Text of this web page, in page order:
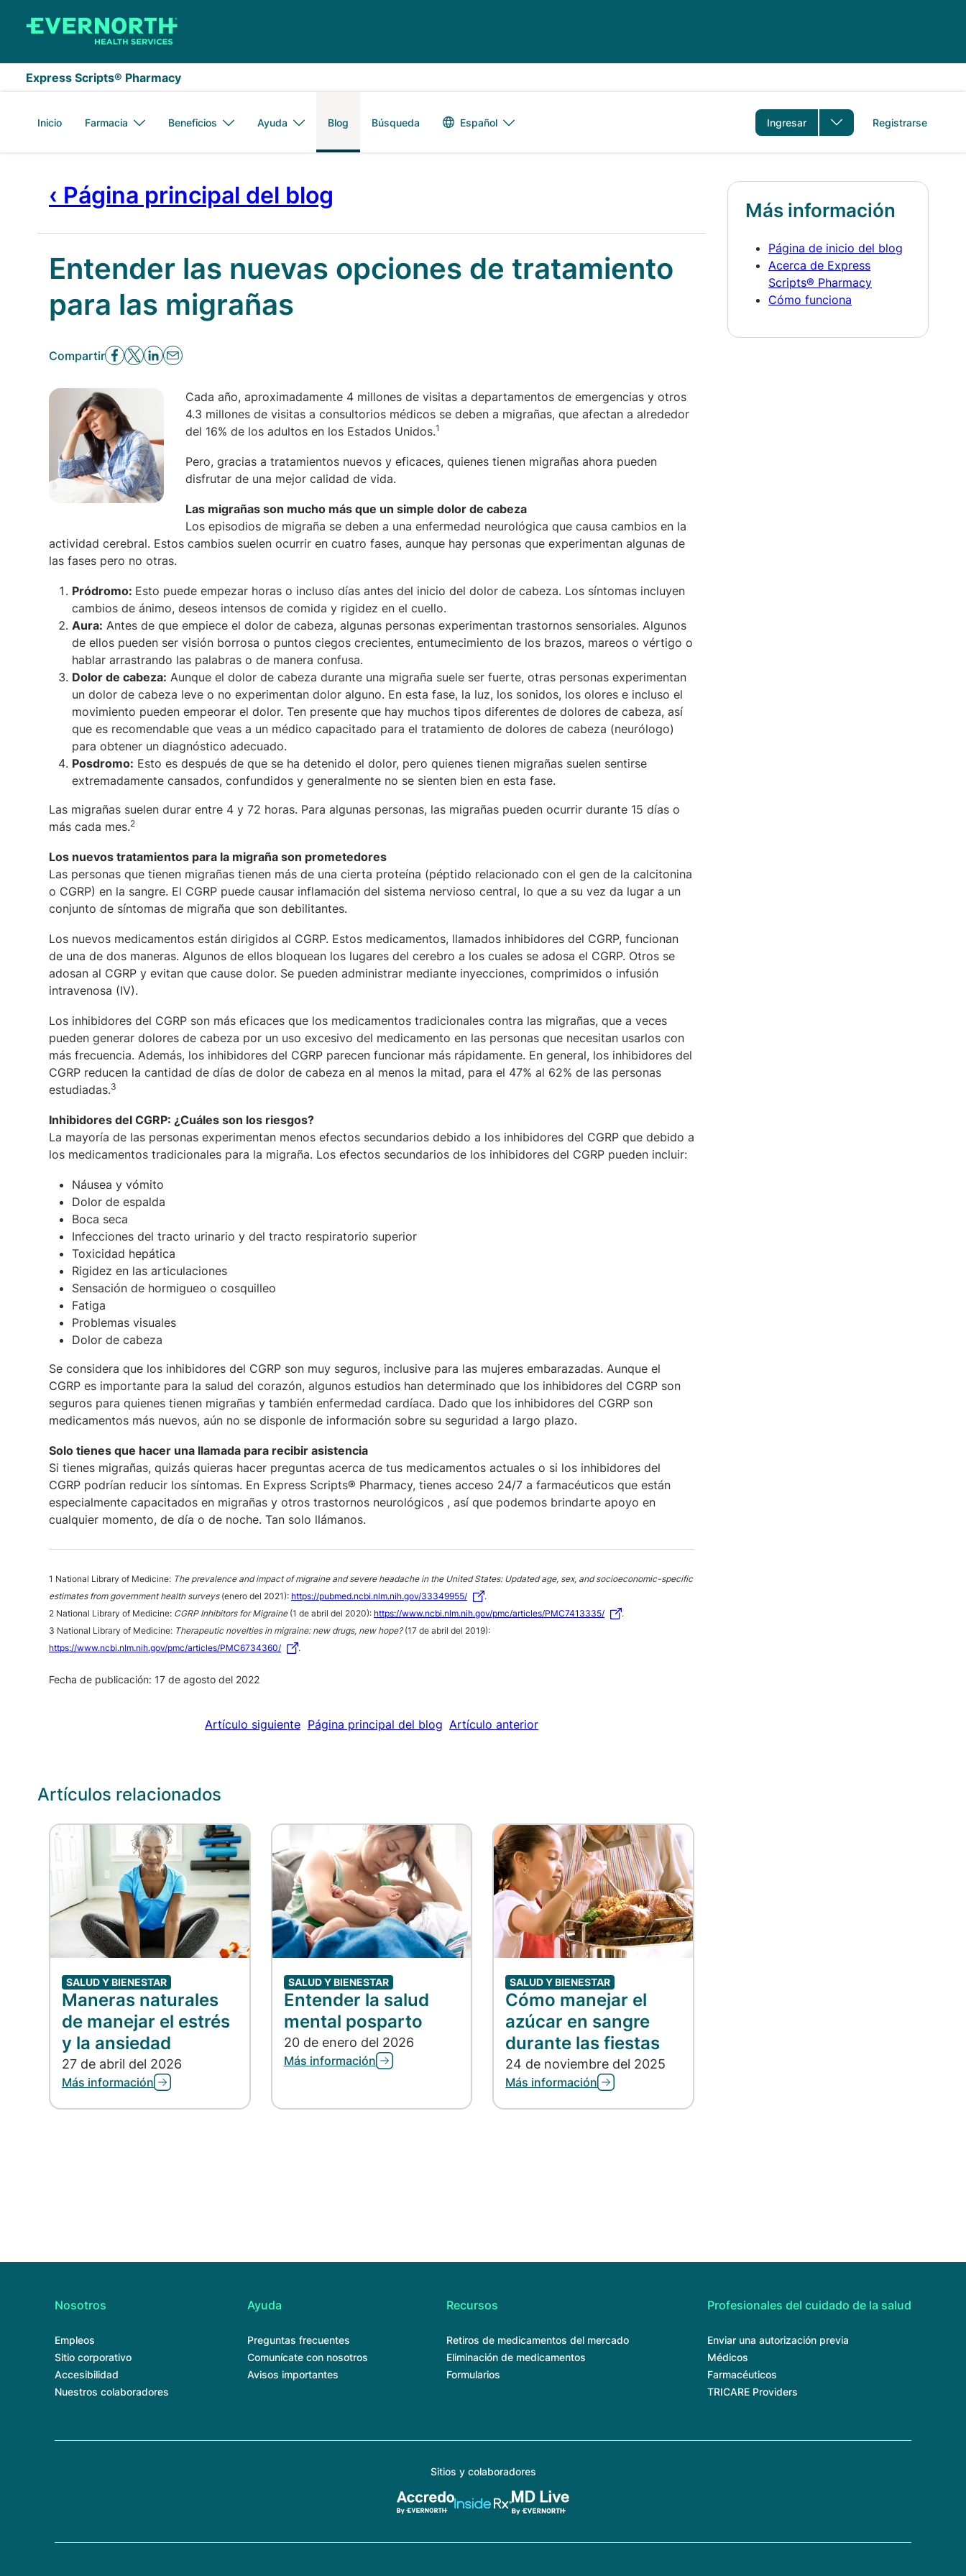
Express Scripts® Pharmacy
Inicio Farmacia Beneficios Ayuda Blog Búsqueda Alternador de idioma
Español Ingresar Registrarse
‹ Página principal del blog
Entender las nuevas opciones de tratamiento
para las migrañas
Compartir
Cada año, aproximadamente 4 millones de visitas a departamentos de emergencias y otros
4.3 millones de visitas a consultorios médicos se deben a migrañas, que afectan a alrededor
del 16% de los adultos en los Estados Unidos.1
Pero, gracias a tratamientos nuevos y eficaces, quienes tienen migrañas ahora pueden
disfrutar de una mejor calidad de vida.
Las migrañas son mucho más que un simple dolor de cabeza
Los episodios de migraña se deben a una enfermedad neurológica que causa cambios en la
actividad cerebral. Estos cambios suelen ocurrir en cuatro fases, aunque hay personas que experimentan algunas de
las fases pero no otras.
Pródromo: Esto puede empezar horas o incluso días antes del inicio del dolor de cabeza. Los síntomas incluyen
cambios de ánimo, deseos intensos de comida y rigidez en el cuello.
Aura: Antes de que empiece el dolor de cabeza, algunas personas experimentan trastornos sensoriales. Algunos
de ellos pueden ser visión borrosa o puntos ciegos crecientes, entumecimiento de los brazos, mareos o vértigo o
hablar arrastrando las palabras o de manera confusa.
Dolor de cabeza: Aunque el dolor de cabeza durante una migraña suele ser fuerte, otras personas experimentan
un dolor de cabeza leve o no experimentan dolor alguno. En esta fase, la luz, los sonidos, los olores e incluso el
movimiento pueden empeorar el dolor. Ten presente que hay muchos tipos diferentes de dolores de cabeza, así
que es recomendable que veas a un médico capacitado para el tratamiento de dolores de cabeza (neurólogo)
para obtener un diagnóstico adecuado.
Posdromo: Esto es después de que se ha detenido el dolor, pero quienes tienen migrañas suelen sentirse
extremadamente cansados, confundidos y generalmente no se sienten bien en esta fase.
Las migrañas suelen durar entre 4 y 72 horas. Para algunas personas, las migrañas pueden ocurrir durante 15 días o
más cada mes.2
Los nuevos tratamientos para la migraña son prometedores
Las personas que tienen migrañas tienen más de una cierta proteína (péptido relacionado con el gen de la calcitonina
o CGRP) en la sangre. El CGRP puede causar inflamación del sistema nervioso central, lo que a su vez da lugar a un
conjunto de síntomas de migraña que son debilitantes.
Los nuevos medicamentos están dirigidos al CGRP. Estos medicamentos, llamados inhibidores del CGRP, funcionan
de una de dos maneras. Algunos de ellos bloquean los lugares del cerebro a los cuales se adosa el CGRP. Otros se
adosan al CGRP y evitan que cause dolor. Se pueden administrar mediante inyecciones, comprimidos o infusión
intravenosa (IV).
Los inhibidores del CGRP son más eficaces que los medicamentos tradicionales contra las migrañas, que a veces
pueden generar dolores de cabeza por un uso excesivo del medicamento en las personas que necesitan usarlos con
más frecuencia. Además, los inhibidores del CGRP parecen funcionar más rápidamente. En general, los inhibidores del
CGRP reducen la cantidad de días de dolor de cabeza en al menos la mitad, para el 47% al 62% de las personas
estudiadas.3
Inhibidores del CGRP: ¿Cuáles son los riesgos?
La mayoría de las personas experimentan menos efectos secundarios debido a los inhibidores del CGRP que debido a
los medicamentos tradicionales para la migraña. Los efectos secundarios de los inhibidores del CGRP pueden incluir:
Náusea y vómito
Dolor de espalda
Boca seca
Infecciones del tracto urinario y del tracto respiratorio superior
Toxicidad hepática
Rigidez en las articulaciones
Sensación de hormigueo o cosquilleo
Fatiga
Problemas visuales
Dolor de cabeza
Se considera que los inhibidores del CGRP son muy seguros, inclusive para las mujeres embarazadas. Aunque el
CGRP es importante para la salud del corazón, algunos estudios han determinado que los inhibidores del CGRP son
seguros para quienes tienen migrañas y también enfermedad cardíaca. Dado que los inhibidores del CGRP son
medicamentos más nuevos, aún no se disponle de información sobre su seguridad a largo plazo.
Solo tienes que hacer una llamada para recibir asistencia
Si tienes migrañas, quizás quieras hacer preguntas acerca de tus medicamentos actuales o si los inhibidores del
CGRP podrían reducir los síntomas. En Express Scripts® Pharmacy, tienes acceso 24/7 a farmacéuticos que están
especialmente capacitados en migrañas y otros trastornos neurológicos , así que podemos brindarte apoyo en
cualquier momento, de día o de noche. Tan solo llámanos.
1 National Library of Medicine: The prevalence and impact of migraine and severe headache in the United States: Updated age, sex, and socioeconomic-specific
estimates from government health surveys(enero del 2021): https://pubmed.ncbi.nlm.nih.gov/33349955/
.
2 National Library of Medicine: CGRP Inhibitors for Migraine(1 de abril del 2020): https://www.ncbi.nlm.nih.gov/pmc/articles/PMC7413335/
.
3 National Library of Medicine: Therapeutic novelties in migraine: new drugs, new hope?(17 de abril del 2019):
https://www.ncbi.nlm.nih.gov/pmc/articles/PMC6734360/
.
Fecha de publicación: 17 de agosto del 2022
Artículo siguiente Página principal del blog Artículo anterior
Artículos relacionados
SALUD Y BIENESTAR
Maneras naturales
de manejar el estrés
y la ansiedad
27 de abril del 2026
Más información
SALUD Y BIENESTAR
Entender la salud
mental posparto
20 de enero del 2026
Más información
SALUD Y BIENESTAR
Cómo manejar el
azúcar en sangre
durante las fiestas
24 de noviembre del 2025
Más información
Más información
Página de inicio del blog
Acerca de Express
Scripts® Pharmacy
Cómo funciona
Nosotros
Empleos
Sitio corporativo
Accesibilidad
Nuestros colaboradores
Ayuda
Preguntas frecuentes
Comunícate con nosotros
Avisos importantes
Recursos
Retiros de medicamentos del mercado
Eliminación de medicamentos
Formularios
Profesionales del cuidado de la salud
Enviar una autorización previa
Médicos
Farmacéuticos
TRICARE Providers
Sitios y colaboradores